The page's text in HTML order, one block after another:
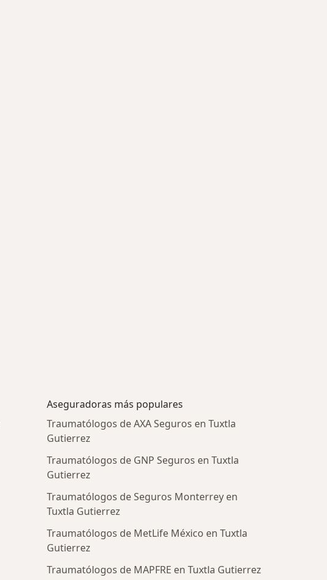
Aseguradoras más populares
Traumatólogos de AXA Seguros en Tuxtla
Gutierrez
Traumatólogos de GNP Seguros en Tuxtla
Gutierrez
Traumatólogos de Seguros Monterrey en
Tuxtla Gutierrez
Traumatólogos de MetLife México en Tuxtla
Gutierrez
Traumatólogos de MAPFRE en Tuxtla Gutierrez